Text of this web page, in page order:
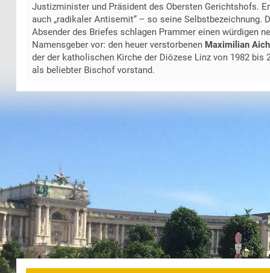
Justizminister und Präsident des Obersten Gerichtshofs.
auch „radikaler Antisemit“ – so seine Selbstbezeichnung.
Absender des Briefes schlagen Prammer einen würdigen
Namensgeber vor: den heuer verstorbenen Maximilian
der der katholischen Kirche der Diözese Linz von 1982 bis
als beliebter Bischof vorstand.